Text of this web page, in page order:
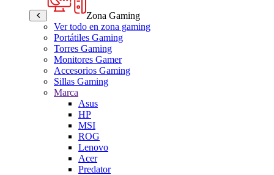
Zona Gaming
Ver todo en zona gaming
Portátiles Gaming
Torres Gaming
Monitores Gamer
Accesorios Gaming
Sillas Gaming
Marca
Asus
HP
MSI
ROG
Lenovo
Acer
Predator